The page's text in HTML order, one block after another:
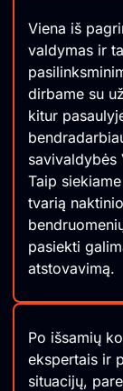
Viena iš
valdymas ir
dirbame su
kitur
savivaldybės
Taip
tvarią
pasiekti
atstovavimą.
Po išsamių
ekspertais ir
situacijų,